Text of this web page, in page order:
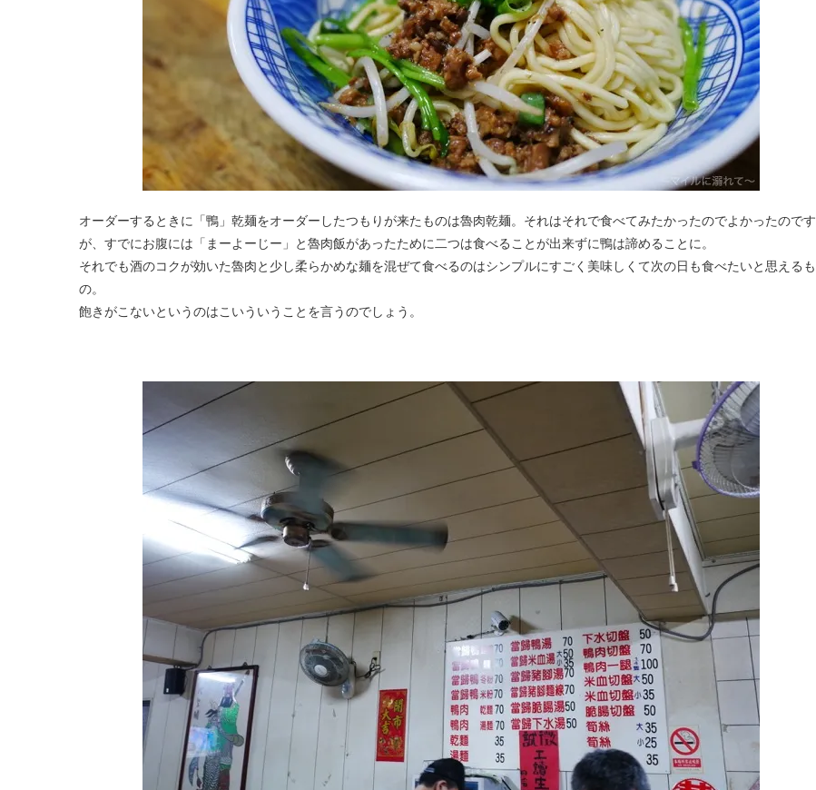
オーダーするときに「鴨」乾麺をオーダーしたつもりが来たものは魯肉乾麺。それはそれで食べてみたかったのでよかったのです
が、すでにお腹には「まーよーじー」と魯肉飯があったために二つは食べることが出来ずに鴨は諦めることに。
それでも酒のコクが効いた魯肉と少し柔らかめな麺を混ぜて食べるのはシンプルにすごく美味しくて次の日も食べたいと思えるも
の。
飽きがこないというのはこいういうことを言うのでしょう。